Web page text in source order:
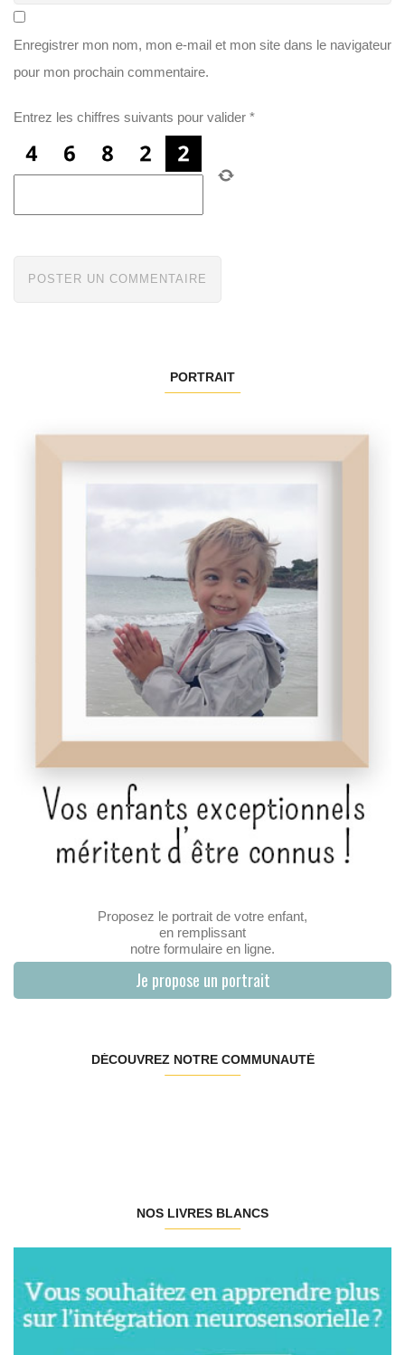
Enregistrer mon nom, mon e-mail et mon site dans le navigateur
pour mon prochain commentaire.
Entrez les chiffres suivants pour valider *
PORTRAIT
Proposez le portrait de votre enfant,
en remplissant
notre formulaire en ligne.
Je propose un portrait
DÉCOUVREZ NOTRE COMMUNAUTÉ
NOS LIVRES BLANCS